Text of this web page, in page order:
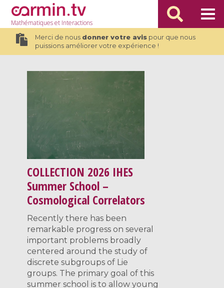
Mathématiqueset Interactions
Merci de nous donner votre avispour que nous
puissions améliorer votre expérience !
COLLECTION 2026 IHES
Summer School –
Cosmological Correlators
Recently there has been
remarkable progress on several
important problems broadly
centered around the study of
discrete subgroups of Lie
groups. The primary goal of this
summer school is to allow young